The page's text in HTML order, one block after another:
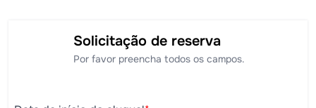
Solicitação de reserva
Por favor preencha todos os campos.